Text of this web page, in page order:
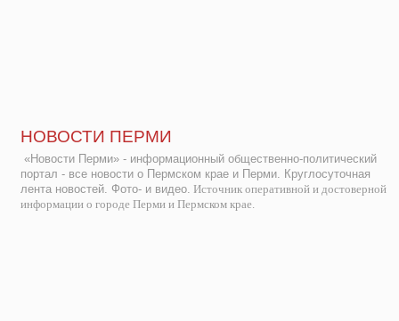
НОВОСТИ ПЕРМИ
«Новости Перми» - информационный общественно-политический
портал - все новости о Пермском крае и Перми. Круглосуточная
лента новостей. Фото- и видео. Источник оперативной и достоверной
информации о городе Перми и Пермском крае.